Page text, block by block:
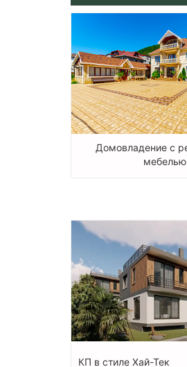
Домовладение с
мебелью
КП в стиле Хай-Тек